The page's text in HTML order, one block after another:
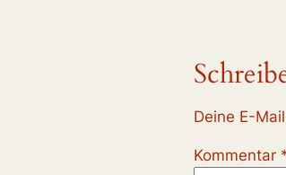
Deine E-
Kommentar